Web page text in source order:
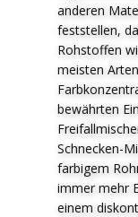
anderen
feststellen,
Rohstoffen
meisten
bewährten
Schnecken-
farbigem
immer mehr
einem